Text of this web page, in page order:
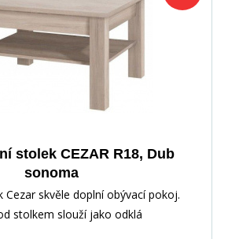
stolek CEZAR R18, Dub
sonoma
Cezar skvěle doplní obývací pokoj.
stolkem slouží jako odklá